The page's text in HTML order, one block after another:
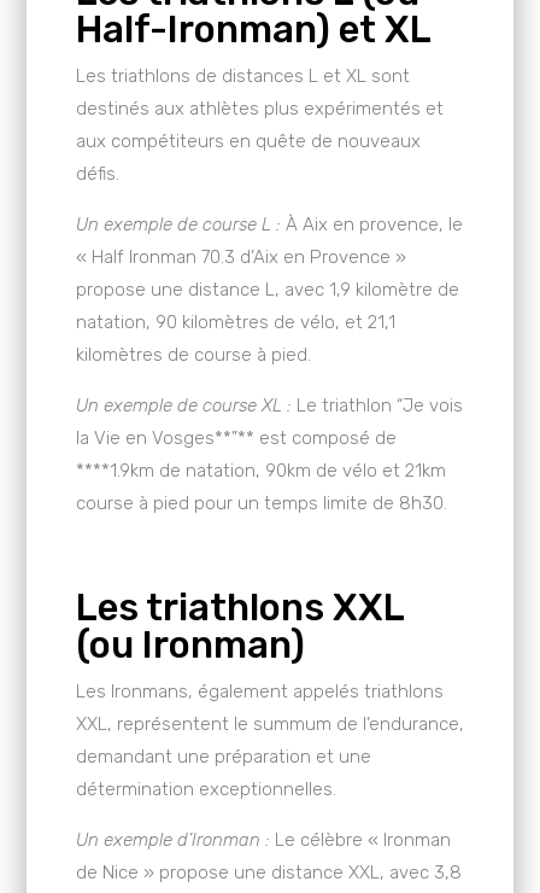
Half-Ironman) et XL
Les triathlons de distances L et XL sont
destinés aux athlètes plus expérimentés et
aux compétiteurs en quête de nouveaux
défis.
Un exemple de course L : À Aix en provence, le
« Half Ironman 70.3 d’Aix en Provence »
propose une distance L, avec 1,9 kilomètre de
natation, 90 kilomètres de vélo, et 21,1
kilomètres de course à pied.
Un exemple de course XL : Le triathlon “Je vois
la Vie en Vosges**”** est composé de
****1.9km de natation, 90km de vélo et 21km
course à pied pour un temps limite de 8h30.
Les triathlons XXL
(ou Ironman)
Les Ironmans, également appelés triathlons
XXL, représentent le summum de l’endurance,
demandant une préparation et une
détermination exceptionnelles.
Un exemple d’Ironman : Le célèbre « Ironman
de Nice » propose une distance XXL, avec 3,8